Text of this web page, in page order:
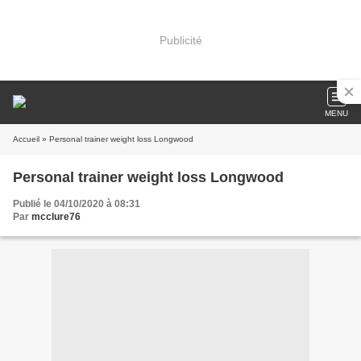
Publicité
MENU
Accueil » Personal trainer weight loss Longwood
Personal trainer weight loss Longwood
Publié le 04/10/2020 à 08:31
Par mcclure76